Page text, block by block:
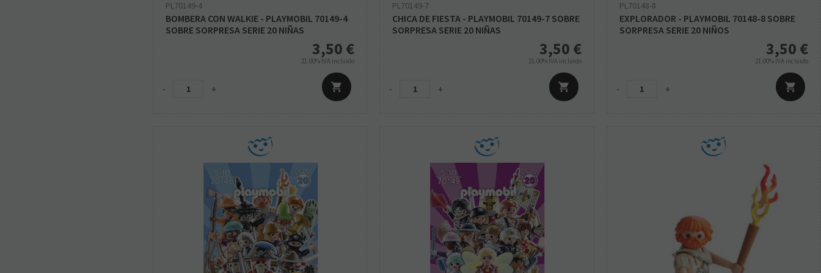
PL70149-4
BOMBERA CON WALKIE - PLAYMOBIL 70149-4
SOBRE SORPRESA SERIE 20 NIÑAS
3,50 €
21.00% IVA incluido
- +
PL70149-7
CHICA DE FIESTA - PLAYMOBIL 70149-7 SOBRE
SORPRESA SERIE 20 NIÑAS
3,50 €
21.00% IVA incluido
- +
PL70148-8
EXPLORADOR - PLAYMOBIL 70148-8 SOBRE
SORPRESA SERIE 20 NIÑOS
3,50 €
21.00% IVA incluido
- +